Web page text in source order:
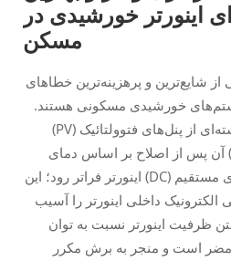
اینورتر خورشیدی در
مسکن
شایع‌ترین و پرهزینه‌ترین خطاهای
خورشیدی مسکونی هستند.
رایج‌ترین اشتباه، طراحی رشته‌ای از پنل‌های فتوولتائیک (PV)
است که ولتاژ باز-مدار (Voc) آن پس از اصلاح بر اساس دمای
محیط، از حداکثر ولتاژ ورودی مستقیم (DC) اینورتر فراتر رود؛ این
داخلی اینورتر را آسیب
ظرفیت اینورتر نسبت به توان
مضر است و منجر به برش مکرر